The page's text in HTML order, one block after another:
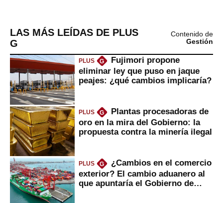
LAS MÁS LEÍDAS DE PLUS
G
Contenido de
Gestión
PLUS G
Fujimori propone
eliminar ley que puso en jaque
peajes: ¿qué cambios implicaría?
PLUS G
Plantas procesadoras de
oro en la mira del Gobierno: la
propuesta contra la minería ilegal
PLUS G
¿Cambios en el comercio
exterior? El cambio aduanero al
que apuntaría el Gobierno de